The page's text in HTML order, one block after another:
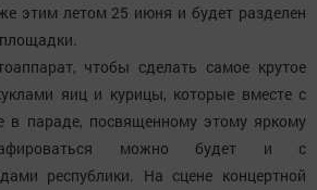
этим летом 25 июня и будет разделен
чтобы сделать самое крутое
яиц и курицы, которые вместе с
в параде, посвященному этому яркому
можно будет и с
республики. На сцене концертной